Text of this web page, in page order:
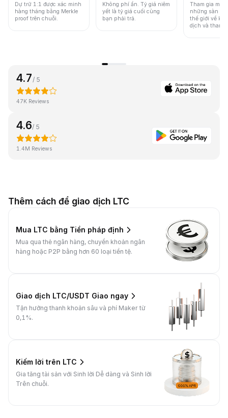
Dự trữ 1:1 được xác minh
hàng tháng bằng Merkle
proof trên chuỗi.
Không phí ẩn. Tỷ giá niêm
yết là tỷ giá cuối cùng
bạn phải trả.
Tham gia một
những sàn
thế giới về
dịch và thanh
4.7 / 5
47K Reviews
4.6/ 5
1.4M Reviews
Thêm cách để giao dịch LTC
Mua LTC bằng Tiền pháp định
Mua qua thẻ ngân hàng, chuyển khoản ngân
hàng hoặc P2P bằng hơn 60 loại tiền tệ.
Giao dịch LTC/USDT Giao ngay
Tận hưởng thanh khoản sâu và phí Maker từ
0,1%.
Kiếm lời trên LTC
Gia tăng tài sản với Sinh lời Dễ dàng và Sinh lời
Trên chuỗi.